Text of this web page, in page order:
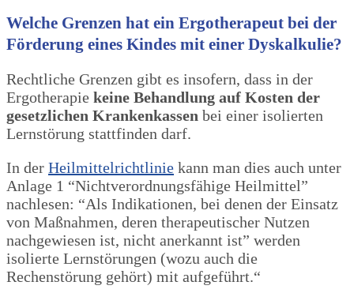
Welche Grenzen hat ein Ergotherapeut bei der
Förderung eines Kindes mit einer Dyskalkulie?
Rechtliche Grenzen gibt es insofern, dass in der
Ergotherapie keine Behandlung auf Kosten der
gesetzlichen Krankenkassen bei einer isolierten
Lernstörung stattfinden darf.
In der Heilmittelrichtlinie kann man dies auch unter
Anlage 1 “Nichtverordnungsfähige Heilmittel”
nachlesen: “Als Indikationen, bei denen der Einsatz
von Maßnahmen, deren therapeutischer Nutzen
nachgewiesen ist, nicht anerkannt ist” werden
isolierte Lernstörungen (wozu auch die
Rechenstörung gehört) mit aufgeführt.“